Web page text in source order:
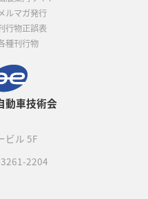
動車技術会
ビル 5F
3261-2204
ルマガ発行
行物正誤表
種刊行物